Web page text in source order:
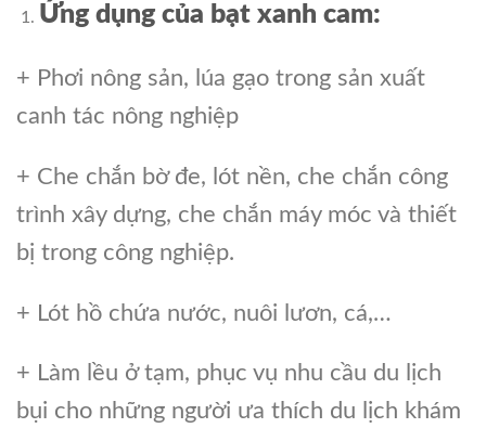
Ứng dụng của bạt xanh cam:
+ Phơi nông sản, lúa gạo trong sản xuất
canh tác nông nghiệp
+ Che chắn bờ đe, lót nền, che chắn công
trình xây dựng, che chắn máy móc và thiết
bị trong công nghiệp.
+ Lót hồ chứa nước, nuôi lươn, cá,…
+ Làm lều ở tạm, phục vụ nhu cầu du lịch
bụi cho những người ưa thích du lịch khám